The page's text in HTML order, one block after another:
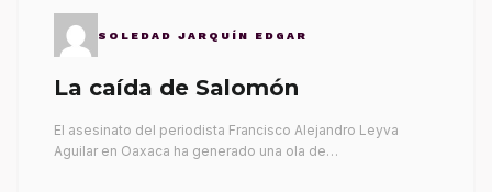
SOLEDAD JARQUÍN EDGAR
La caída de Salomón
El asesinato del periodista Francisco Alejandro Leyva
Aguilar en Oaxaca ha generado una ola de…